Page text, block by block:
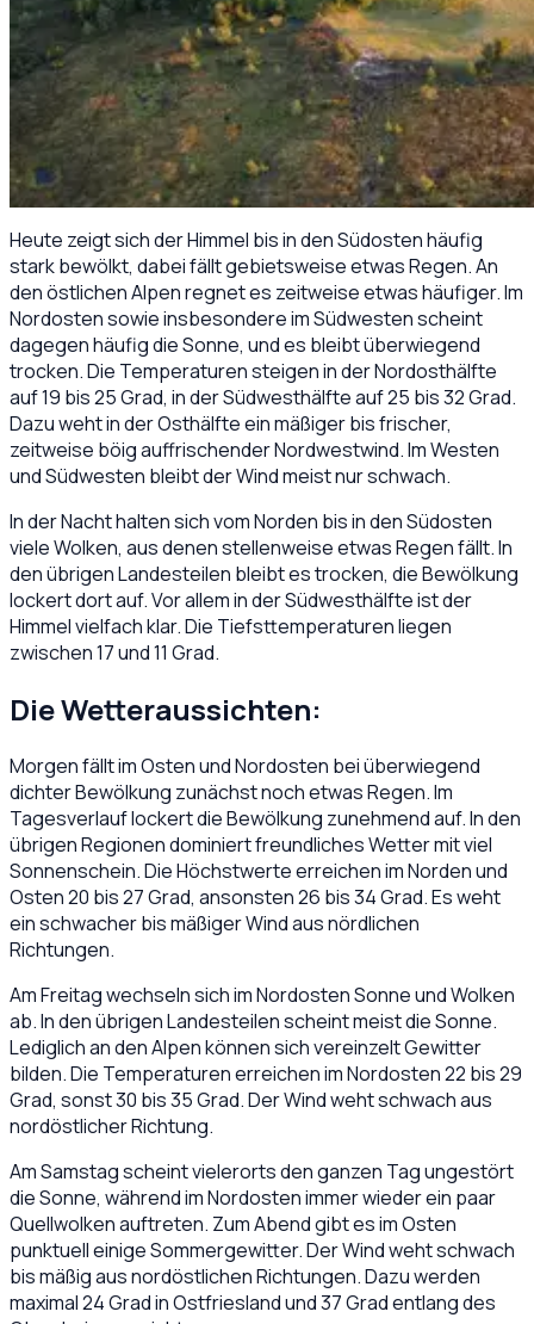
Heute zeigt sich der Himmel bis in den Südosten häufig
stark bewölkt, dabei fällt gebietsweise etwas Regen. An
den östlichen Alpen regnet es zeitweise etwas häufiger. Im
Nordosten sowie insbesondere im Südwesten scheint
dagegen häufig die Sonne, und es bleibt überwiegend
trocken. Die Temperaturen steigen in der Nordosthälfte
auf 19 bis 25 Grad, in der Südwesthälfte auf 25 bis 32 Grad.
Dazu weht in der Osthälfte ein mäßiger bis frischer,
zeitweise böig auffrischender Nordwestwind. Im Westen
und Südwesten bleibt der Wind meist nur schwach.
In der Nacht halten sich vom Norden bis in den Südosten
viele Wolken, aus denen stellenweise etwas Regen fällt. In
den übrigen Landesteilen bleibt es trocken, die Bewölkung
lockert dort auf. Vor allem in der Südwesthälfte ist der
Himmel vielfach klar. Die Tiefsttemperaturen liegen
zwischen 17 und 11 Grad.
Die Wetteraussichten:
Morgen fällt im Osten und Nordosten bei überwiegend
dichter Bewölkung zunächst noch etwas Regen. Im
Tagesverlauf lockert die Bewölkung zunehmend auf. In den
übrigen Regionen dominiert freundliches Wetter mit viel
Sonnenschein. Die Höchstwerte erreichen im Norden und
Osten 20 bis 27 Grad, ansonsten 26 bis 34 Grad. Es weht
ein schwacher bis mäßiger Wind aus nördlichen
Richtungen.
Am Freitag wechseln sich im Nordosten Sonne und Wolken
ab. In den übrigen Landesteilen scheint meist die Sonne.
Lediglich an den Alpen können sich vereinzelt Gewitter
bilden. Die Temperaturen erreichen im Nordosten 22 bis 29
Grad, sonst 30 bis 35 Grad. Der Wind weht schwach aus
nordöstlicher Richtung.
Am Samstag scheint vielerorts den ganzen Tag ungestört
die Sonne, während im Nordosten immer wieder ein paar
Quellwolken auftreten. Zum Abend gibt es im Osten
punktuell einige Sommergewitter. Der Wind weht schwach
bis mäßig aus nordöstlichen Richtungen. Dazu werden
maximal 24 Grad in Ostfriesland und 37 Grad entlang des